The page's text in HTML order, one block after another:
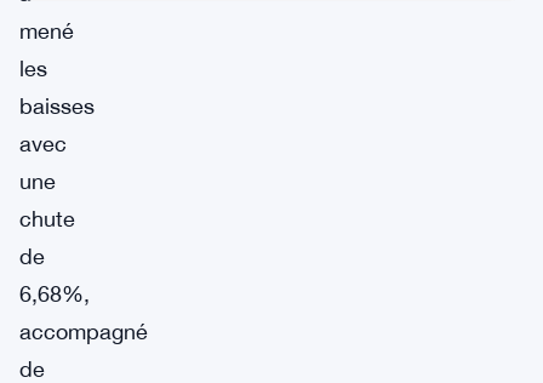
mené
les
baisses
avec
une
chute
de
6,68%,
accompagné
de